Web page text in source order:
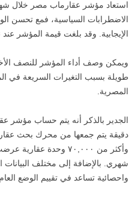
استعاد مؤشر عقارماب مصر خلال
الاضطرابات السياسية، فمع تحسن
الإيجابية. وقد بلغت قيمة المؤشر عند نهاية شهر ديسمبر ١٨٤٥ نقطة
طويلة بسبب التغيرات السريعة في
المصرية.
الجدير بالذكر أنه يتم حساب مؤشر
شهري. بالإضافة إلى مختلف البيانات
واحصائية تساعد في تقييم الوضع